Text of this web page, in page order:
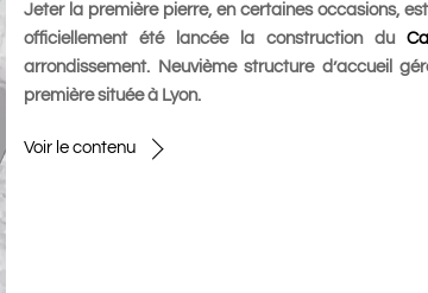
Jeter la première pierre, en certaines occasions,
officiellement été lancée la construction du
arrondissement. Neuvième structure d’accueil
première située à Lyon.
Voir le contenu